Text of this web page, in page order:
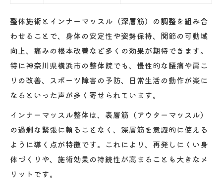
整体施術とインナーマッスル（深層筋）の調整を組み合
わせることで、身体の安定性や姿勢保持、関節の可動域
向上、痛みの根本改善など多くの効果が期待できます。
特に神奈川県横浜市の整体院でも、慢性的な腰痛や肩こ
りの改善、スポーツ障害の予防、日常生活の動作が楽に
なるといった声が多く寄せられています。
インナーマッスル整体は、表層筋（アウターマッスル）
の過剰な緊張に頼ることなく、深層筋を意識的に使える
ように導く点が特徴です。これにより、再発しにくい身
体づくりや、施術効果の持続性が高まることも大きなメ
リットです。